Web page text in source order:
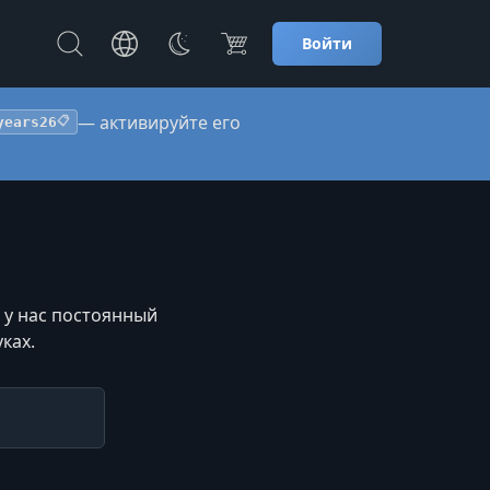
Войти
📋 — активируйте его
нас постоянный